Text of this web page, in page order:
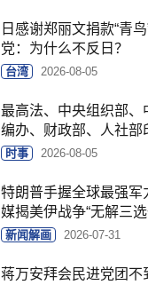
日感谢郑丽文捐款“青
党：为什么不反日？
台湾 2026-08-05
最高法、中央组织部、
编办、财政部、人社部
时事 2026-08-05
特朗普手握全球最强军
媒揭美伊战争“无解三选
新闻解画 2026-07-31
蒋万安拜会民进党团不